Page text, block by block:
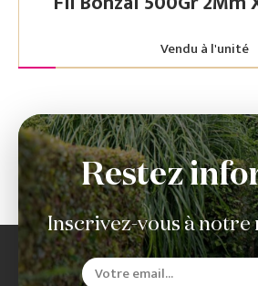
Vendu à l'unité
Restez
Inscrivez-vous à notre